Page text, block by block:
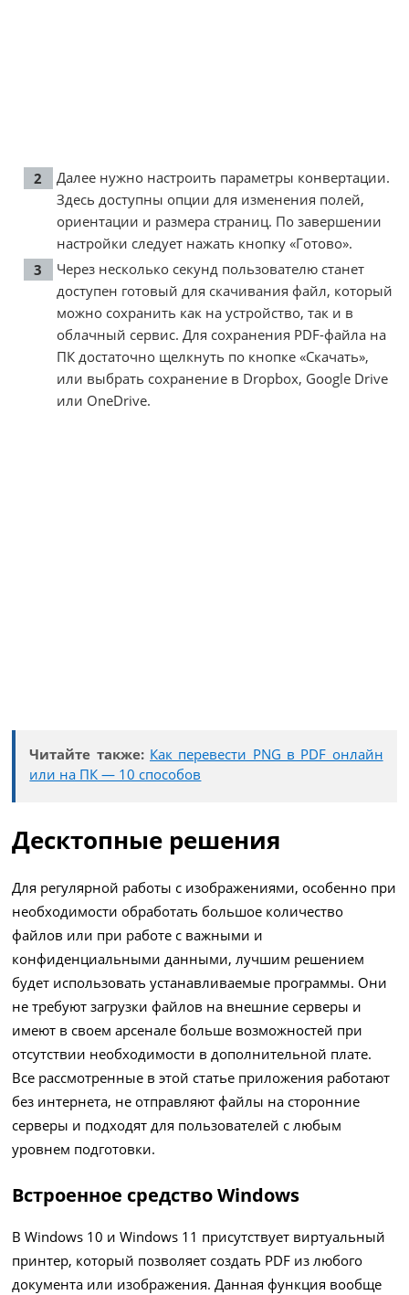
Далее нужно настроить параметры конвертации.
Здесь доступны опции для изменения полей,
ориентации и размера страниц. По завершении
настройки следует нажать кнопку «Готово».
Через несколько секунд пользователю станет
доступен готовый для скачивания файл, который
можно сохранить как на устройство, так и в
облачный сервис. Для сохранения PDF-файла на
ПК достаточно щелкнуть по кнопке «Скачать»,
или выбрать сохранение в Dropbox, Google Drive
или OneDrive.
Читайте также: Как перевести PNG в PDF онлайн
или на ПК — 10 способов
Десктопные решения
Для регулярной работы с изображениями, особенно при
необходимости обработать большое количество
файлов или при работе с важными и
конфиденциальными данными, лучшим решением
будет использовать устанавливаемые программы. Они
не требуют загрузки файлов на внешние серверы и
имеют в своем арсенале больше возможностей при
отсутствии необходимости в дополнительной плате.
Все рассмотренные в этой статье приложения работают
без интернета, не отправляют файлы на сторонние
серверы и подходят для пользователей с любым
уровнем подготовки.
Встроенное средство Windows
В Windows 10 и Windows 11 присутствует виртуальный
принтер, который позволяет создать PDF из любого
документа или изображения. Данная функция вообще